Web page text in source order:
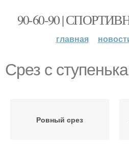
90-60-90 |
главная
Срез с
Ровный срез